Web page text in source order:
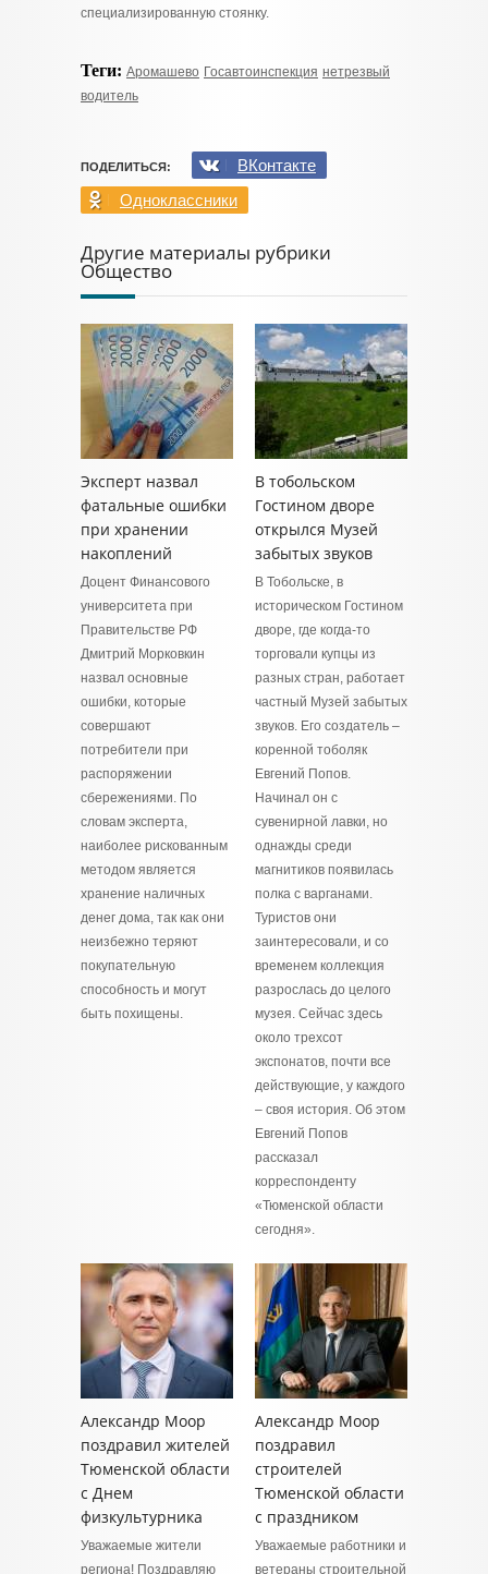
специализированную стоянку.
Теги: Аромашево Госавтоинспекция нетрезвый
водитель
ПОДЕЛИТЬСЯ:
ВКонтакте
Одноклассники
Другие материалы рубрики
Общество
Эксперт назвал
фатальные ошибки
при хранении
накоплений
Доцент Финансового
университета при
Правительстве РФ
Дмитрий Морковкин
назвал основные
ошибки, которые
совершают
потребители при
распоряжении
сбережениями. По
словам эксперта,
наиболее рискованным
методом является
хранение наличных
денег дома, так как они
неизбежно теряют
покупательную
способность и могут
быть похищены.
В тобольском
Гостином дворе
открылся Музей
забытых звуков
В Тобольске, в
историческом Гостином
дворе, где когда-то
торговали купцы из
разных стран, работает
частный Музей забытых
звуков. Его создатель –
коренной тоболяк
Евгений Попов.
Начинал он с
сувенирной лавки, но
однажды среди
магнитиков появилась
полка с варганами.
Туристов они
заинтересовали, и со
временем коллекция
разрослась до целого
музея. Сейчас здесь
около трехсот
экспонатов, почти все
действующие, у каждого
– своя история. Об этом
Евгений Попов
рассказал
корреспонденту
«Тюменской области
сегодня».
Александр Моор
поздравил жителей
Тюменской области
с Днем
физкультурника
Уважаемые жители
региона! Поздравляю
Александр Моор
поздравил
строителей
Тюменской области
с праздником
Уважаемые работники и
ветераны строительной